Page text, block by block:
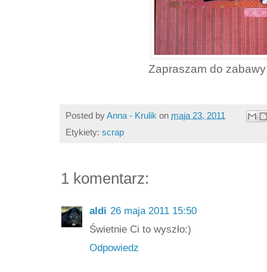
Zapraszam do
Posted byAnna - Krulik on maja 23, 2011
Etykiety: scrap
1 komentarz:
aldi 26 maja 2011 15:50
Świetnie Ci to wyszło:)
Odpowiedz